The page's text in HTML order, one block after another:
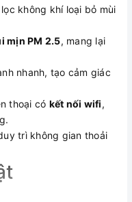
lọc không khí loại bỏ mùi
mịn PM 2.5, mang lại
nhanh, tạo cảm giác
thoại có kết nối wifi,
trì không gian thoải